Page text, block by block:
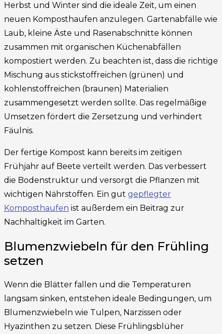
Herbst und Winter sind die ideale Zeit, um einen
neuen Komposthaufen anzulegen. Gartenabfälle wie
Laub, kleine Äste und Rasenabschnitte können
zusammen mit organischen Küchenabfällen
kompostiert werden. Zu beachten ist, dass die richtige
Mischung aus stickstoffreichen (grünen) und
kohlenstoffreichen (braunen) Materialien
zusammengesetzt werden sollte. Das regelmäßige
Umsetzen fördert die Zersetzung und verhindert
Fäulnis.
Der fertige Kompost kann bereits im zeitigen
Frühjahr auf Beete verteilt werden. Das verbessert
die Bodenstruktur und versorgt die Pflanzen mit
wichtigen Nährstoffen. Ein gut gepflegter
Komposthaufen ist außerdem ein Beitrag zur
Nachhaltigkeit im Garten.
Blumenzwiebeln für den Frühling
setzen
Wenn die Blätter fallen und die Temperaturen
langsam sinken, entstehen ideale Bedingungen, um
Blumenzwiebeln wie Tulpen, Narzissen oder
Hyazinthen zu setzen. Diese Frühlingsblüher